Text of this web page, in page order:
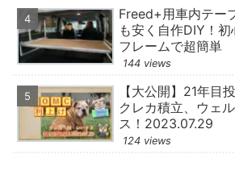
Freed+用車内テー
も安く自作DIY！初
フレームで超簡単
144 views
【大公開】21年目
クレカ積立、ウェ
ス！2023.07.29
124 views